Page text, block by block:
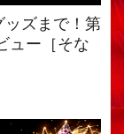
ズまで！第
ュー［そな